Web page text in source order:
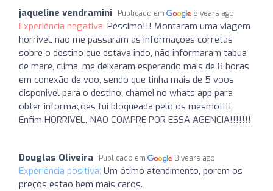
jaqueline vendramini Publicado em 8 years ago
Experiência negativa: Péssimo!!! Montaram uma viagem
horrivel, não me passaram as informações corretas
sobre o destino que estava indo, não informaram tabua
de mare, clima, me deixaram esperando mais de 8 horas
em conexão de voo, sendo que tinha mais de 5 voos
disponivel para o destino, chamei no whats app para
obter informaçoes fui bloqueada pelo os mesmo!!!!
Enfim HORRIVEL, NAO COMPRE POR ESSA AGENCIA!!!!!!!
Douglas Oliveira Publicado em 8 years ago
Experiência positiva: Um ótimo atendimento, porem os
preços estão bem mais caros.